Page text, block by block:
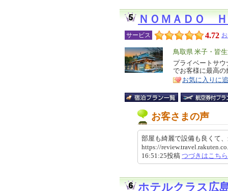
ＮＯＭＡＤＯ
サービス 4.72
エ
リ
ア
鳥取県 米子・皆
特
徴
プライベートサ
でお客様に最高
お気に入りに
お客さまの声
部屋も綺麗で設備も良くて
https://
16:51:25投稿 つづきはこちら
ホテルクラス広